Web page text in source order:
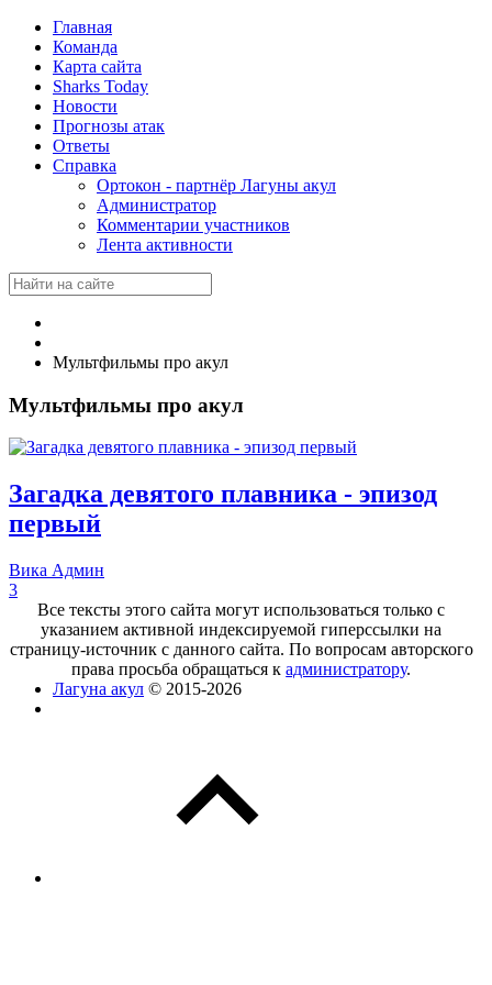
Главная
Команда
Карта сайта
Sharks Today
Новости
Прогнозы атак
Ответы
Справка
Ортокон - партнёр Лагуны акул
Администратор
Комментарии участников
Лента активности
Мультфильмы про акул
Мультфильмы про акул
Загадка девятого плавника - эпизод
первый
Вика Админ
3
Все тексты этого сайта могут использоваться только с
указанием активной индексируемой гиперссылки на
страницу-источник с данного сайта. По вопросам авторского
права просьба обращаться кадминистратору.
Лагуна акул © 2015-2026